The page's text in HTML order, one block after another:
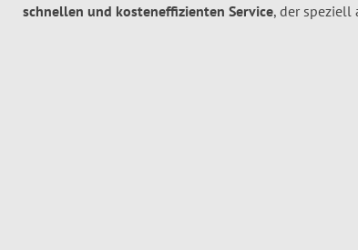
schnellen und kosteneffizienten Service, der speziell